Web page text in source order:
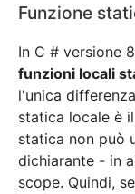
Funzione
In C # versione
funzioni locali
l'unica
statica locale è
statica non può
dichiarante - in
scope. Quindi,